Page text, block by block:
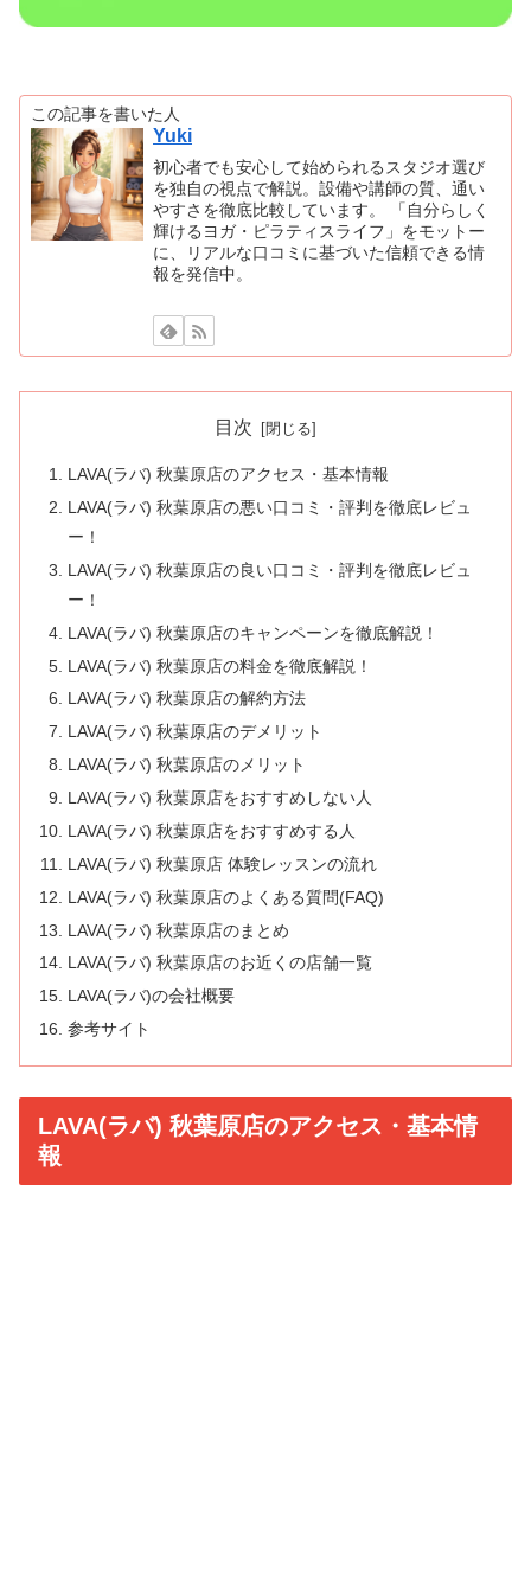
この記事を書いた人
Yuki
初心者でも安心して始められるスタジオ選び
を独自の視点で解説。設備や講師の質、通い
やすさを徹底比較しています。 「自分らしく
輝けるヨガ・ピラティスライフ」をモットー
に、リアルな口コミに基づいた信頼できる情
報を発信中。
目次
LAVA(ラバ) 秋葉原店のアクセス・基本情報
LAVA(ラバ) 秋葉原店の悪い口コミ・評判を徹底レビュ
ー！
LAVA(ラバ) 秋葉原店の良い口コミ・評判を徹底レビュ
ー！
LAVA(ラバ) 秋葉原店のキャンペーンを徹底解説！
LAVA(ラバ) 秋葉原店の料金を徹底解説！
LAVA(ラバ) 秋葉原店の解約方法
LAVA(ラバ) 秋葉原店のデメリット
LAVA(ラバ) 秋葉原店のメリット
LAVA(ラバ) 秋葉原店をおすすめしない人
LAVA(ラバ) 秋葉原店をおすすめする人
LAVA(ラバ) 秋葉原店 体験レッスンの流れ
LAVA(ラバ) 秋葉原店のよくある質問(FAQ)
LAVA(ラバ) 秋葉原店のまとめ
LAVA(ラバ) 秋葉原店のお近くの店舗一覧
LAVA(ラバ)の会社概要
参考サイト
LAVA(ラバ) 秋葉原店のアクセス・基本情
報